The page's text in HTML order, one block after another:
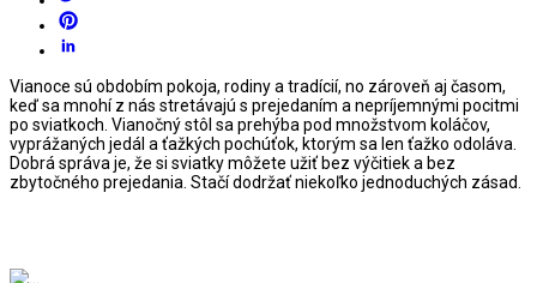
Vianoce sú obdobím pokoja, rodiny a tradícií, no zároveň aj časom,
keď sa mnohí z nás stretávajú s prejedaním a nepríjemnými pocitmi
po sviatkoch. Vianočný stôl sa prehýba pod množstvom koláčov,
vyprážaných jedál a ťažkých pochúťok, ktorým sa len ťažko odoláva.
Dobrá správa je, že si sviatky môžete užiť bez výčitiek a bez
zbytočného prejedania. Stačí dodržať niekoľko jednoduchých zásad.